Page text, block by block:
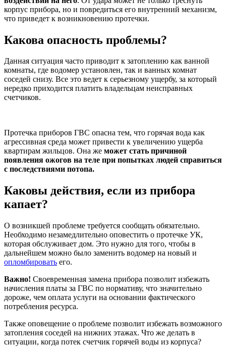
корпус прибора, но и повредиться его внутренний механизм,
что приведет к возникновению протечки.
Какова опасность проблемы?
Данная ситуация часто приводит к затоплению как ванной
комнаты, где водомер установлен, так и ванных комнат
соседей снизу. Все это ведет к серьезному ущербу, за который
нередко приходится платить владельцам неисправных
счетчиков.
Протечка приборов ГВС опасна тем, что горячая вода как
агрессивная среда может привести к увеличению ущерба
квартирам жильцов. Она же может стать причиной
появления ожогов на теле при попытках людей справиться
с последствиями потопа.
Каковы действия, если из прибора
капает?
О возникшей проблеме требуется сообщать обязательно.
Необходимо незамедлительно оповестить о протечке УК,
которая обслуживает дом. Это нужно для того, чтобы в
дальнейшем можно было заменить водомер на новый и
опломбировать его.
Важно! Своевременная замена прибора позволит избежать
начисления платы за ГВС по нормативу, что значительно
дороже, чем оплата услуги на основании фактического
потребления ресурса.
Также оповещение о проблеме позволит избежать возможного
затопления соседей на нижних этажах. Что же делать в
ситуации, когда потек счетчик горячей воды из корпуса?